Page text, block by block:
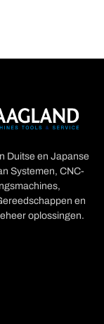
Duitse en Japanse
Systemen, CNC-
en
oplossingen.